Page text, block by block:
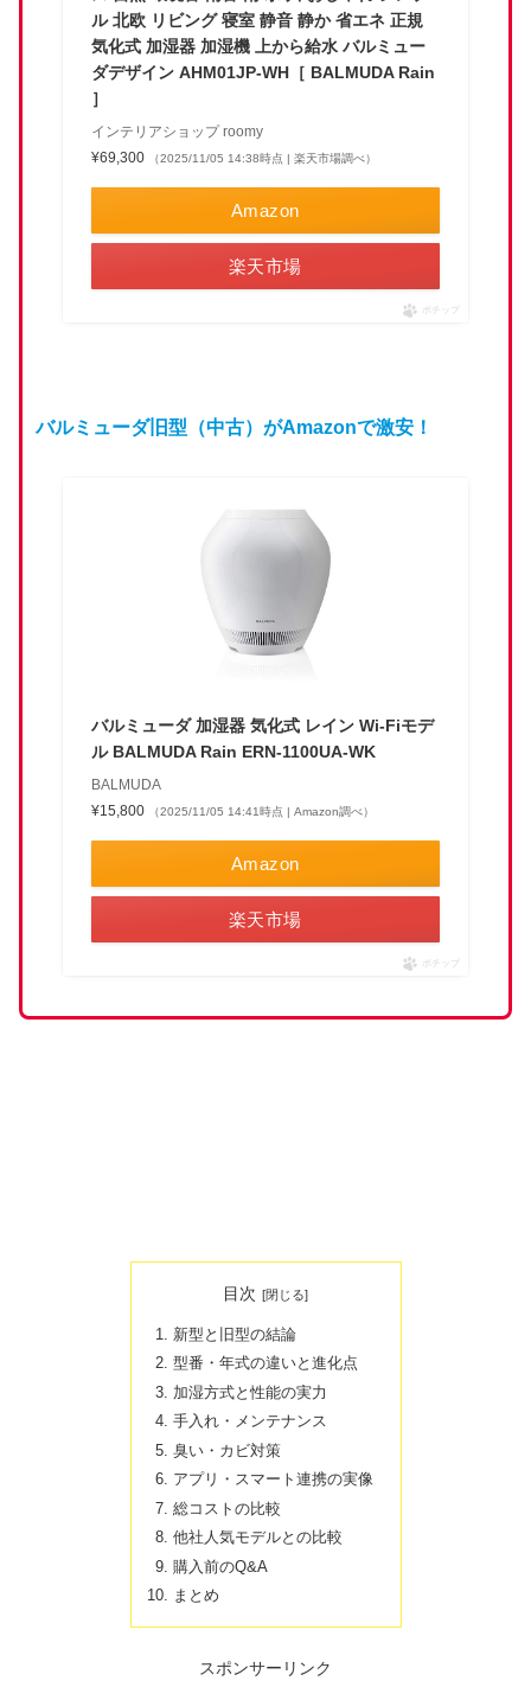
ル 北欧 リビング 寝室 静音 静か 省エネ 正規
気化式 加湿器 加湿機 上から給水 バルミュー
ダデザイン AHM01JP-WH［ BALMUDA Rain
］
インテリアショップ roomy
¥69,300
（2025/11/05 14:38時点 | 楽天市場調べ）
Amazon
楽天市場
ポチップ
バルミューダ旧型（中古）がAmazonで激安！
バルミューダ 加湿器 気化式 レイン Wi-Fiモデ
ル BALMUDA Rain ERN-1100UA-WK
BALMUDA
¥15,800
（2025/11/05 14:41時点 | Amazon調べ）
Amazon
楽天市場
ポチップ
目次
新型と旧型の結論
型番・年式の違いと進化点
加湿方式と性能の実力
手入れ・メンテナンス
臭い・カビ対策
アプリ・スマート連携の実像
総コストの比較
他社人気モデルとの比較
購入前のQ&A
まとめ
スポンサーリンク